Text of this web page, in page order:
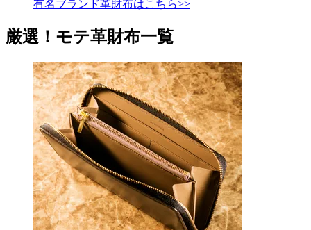
有名ブランド革財布はこちら>>
厳選！モテ革財布一覧